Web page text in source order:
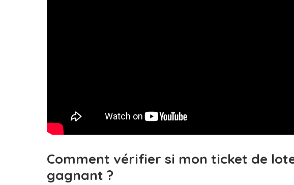
Comment vérifier si mon ticket de
gagnant ?